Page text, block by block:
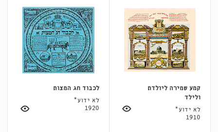
קמע שמירה ליולדת
ולילד
לא ידוע*
1910
לכבוד חג המצות
לא ידוע*
1920